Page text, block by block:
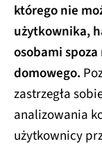
którego nie
użytkownika,
osobami
domowego.
zastrzegła
analizowania
użytkownicy